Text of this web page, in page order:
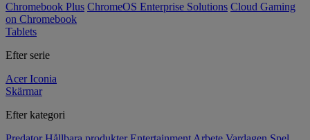
Chromebook Plus ChromeOS Enterprise Solutions Cloud Gaming
on Chromebook
Tablets
Efter serie
Acer Iconia
Skärmar
Efter kategori